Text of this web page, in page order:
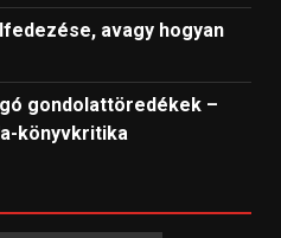
avagy hogyan
gondolattöredékek –
könyvkritika